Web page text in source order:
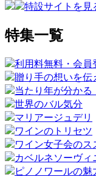
特設サイトを
特集一覧
利用料無料・会
贈り手の想いを伝
当たり年が分かる
世界のバル気分
マリアージュデリ
ワインのトリセツ
ワイン女子会のス
カベルネソーヴィ
ピノノワールの魅